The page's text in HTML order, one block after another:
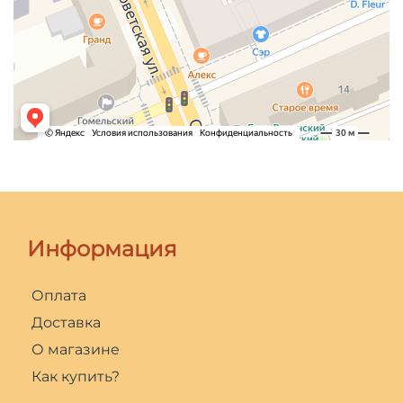
Информация
Оплата
Доставка
О магазине
Как купить?